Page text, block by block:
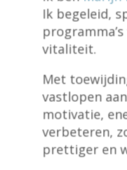
Ik begeleid,
vitaliteit.
Met
vastlopen
motivatie,
verbeteren,
prettiger en